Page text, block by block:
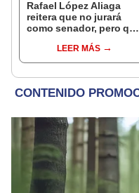
Rafael López Aliaga
reitera que no jurará
como senador, pero que
CongresoLEER MÁS